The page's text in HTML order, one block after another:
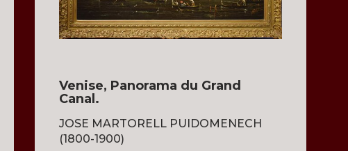
Venise, Panorama du Grand
Canal.
JOSE MARTORELL PUIDOMENECH
(1800-1900)